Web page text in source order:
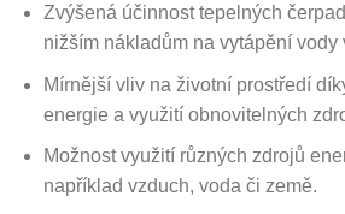
Zvýšená účinnost tepelných
nižším nákladům na vytápění vody
Mírnější vliv na životní prostředí
energie a využití obnovitelných
Možnost využití různých zdrojů
například vzduch, voda či země.